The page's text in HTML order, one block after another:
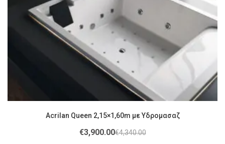
Acrilan Queen 2,15×1,60m με Υδρομασαζ
€4,340.00
€3,900.00